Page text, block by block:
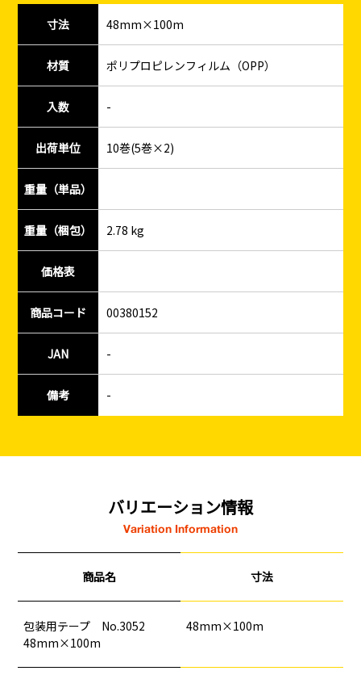
釘 ロープ・チェーン シート・ネット ビス
フレコン・袋物
仮設資材 現場用品・保安用品 建築金物・建築資材
寸法 48mm×100m
材質 ポリプロピレンフィルム（OPP）
入数 -
出荷単位 10巻(5巻×2)
重量（単品）
重量（梱包） 2.78 kg
価格表
商品コード 00380152
JAN -
備考 -
バリエーション情報
Variation Information
商品名 寸法
包装用テープ No.3052
48mm×100m
48mm×100m